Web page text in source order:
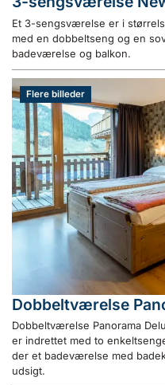
Et 3-sengsværelse er i
med en dobbeltseng og en
badeværelse og balkon.
Flere billeder
Dobbeltværelse
Dobbeltværelse Panorama
er indrettet med to
der et badeværelse med
udsigt.